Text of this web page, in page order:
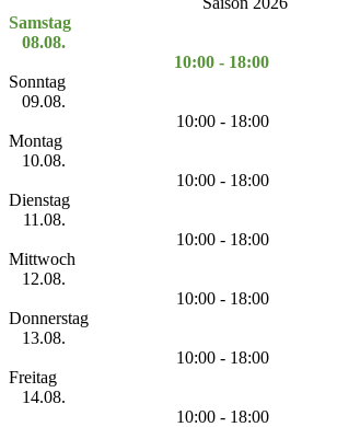
Samstag
08.08.
10:00 - 18:00
Sonntag
09.08.
10:00 - 18:00
Montag
10.08.
10:00 - 18:00
Dienstag
11.08.
10:00 - 18:00
Mittwoch
12.08.
10:00 - 18:00
Donnerstag
13.08.
10:00 - 18:00
Freitag
14.08.
10:00 - 18:00